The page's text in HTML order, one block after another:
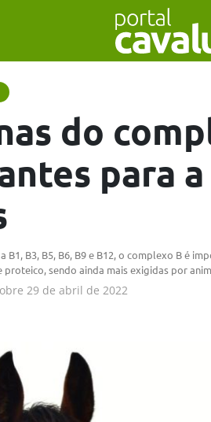
do
para a
B1, B3, B5, B6, B9 e B12, o complexo B é
sendo ainda mais exigidas por
29 de abril de 2022